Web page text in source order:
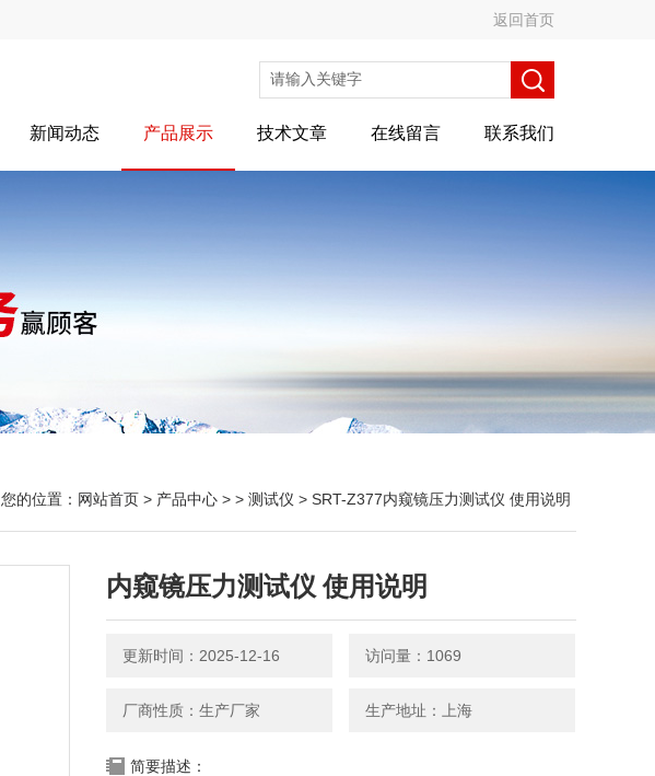
返回首页
新闻动态 产品展示 技术文章 在线留言 联系我们
您的位置： 网站首页 > 产品中心 > > 测试仪 > SRT-Z377内窥镜压力测试仪 使用说明
内窥镜压力测试仪 使用说明
更新时间：2025-12-16 访问量：1069
厂商性质：生产厂家 生产地址：上海
简要描述：